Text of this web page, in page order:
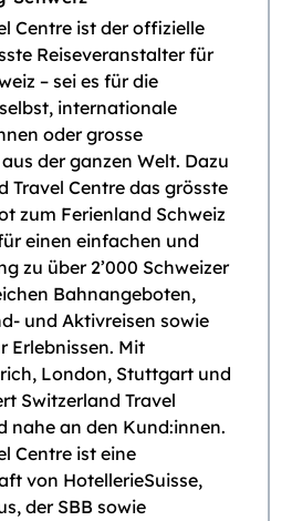
Centre ist der offizielle
Reiseveranstalter für
– sei es für die
internationale
oder grosse
der ganzen Welt. Dazu
Travel Centre das grösste
zum Ferienland Schweiz
einen einfachen und
zu über 2’000 Schweizer
Bahnangeboten,
und Aktivreisen sowie
Erlebnissen. Mit
London, Stuttgart und
Switzerland Travel
nahe an den Kund:innen.
Centre ist eine
von HotellerieSuisse,
der SBB sowie